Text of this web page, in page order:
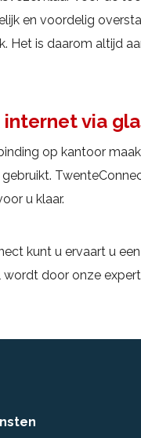
en voordelig
Het is daarom altijd
via
op kantoor
u klaar.
kunt u ervaart u
door onze